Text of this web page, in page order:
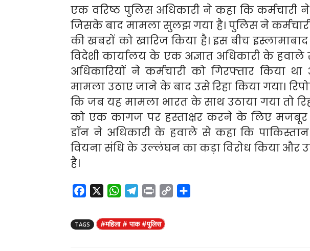
एक वरिष्ठ पुलिस अधिकारी ने कहा कि कर्मचारी
जिसके बाद मामला सुलझ गया है। पुलिस ने
की खबरों को खारिज किया है। इस बीच इस्लामाबाद
विदेशी कार्यालय के एक अज्ञात अधिकारी के हवाले
अधिकारियों ने कर्मचारी को गिरफ्तार किया था
मामला उठाए जाने के बाद उसे रिहा किया गया।
कि जब यह मामला भारत के साथ उठाया गया तो
को एक कागज पर हस्ताक्षर करने के लिए मजबूर
डॉन ने अधिकारी के हवाले से कहा कि
वियना संधि के उल्लंघन का कड़ा विरोध किया और
है।
c
e
W
a
t
l
e
i
n
TAGS #महिला # पाक #पुलिस